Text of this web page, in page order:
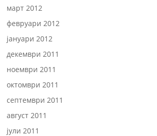
март 2012
февруари 2012
јануари 2012
декември 2011
ноември 2011
октомври 2011
септември 2011
август 2011
јули 2011